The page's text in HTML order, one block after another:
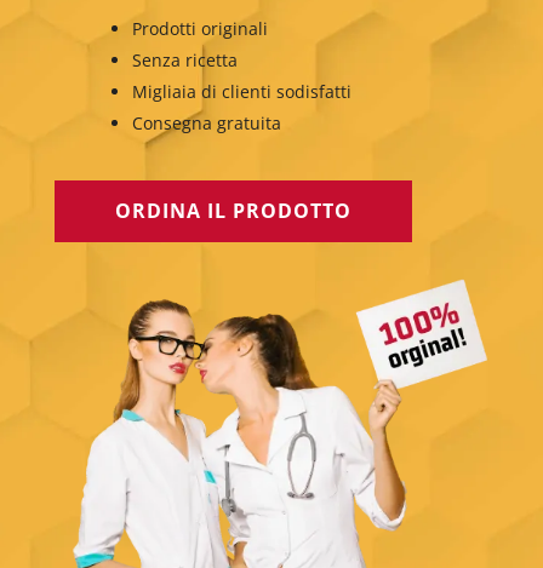
Prodotti originali
Senza ricetta
Migliaia di clienti sodisfatti
Consegna gratuita
ORDINA IL PRODOTTO